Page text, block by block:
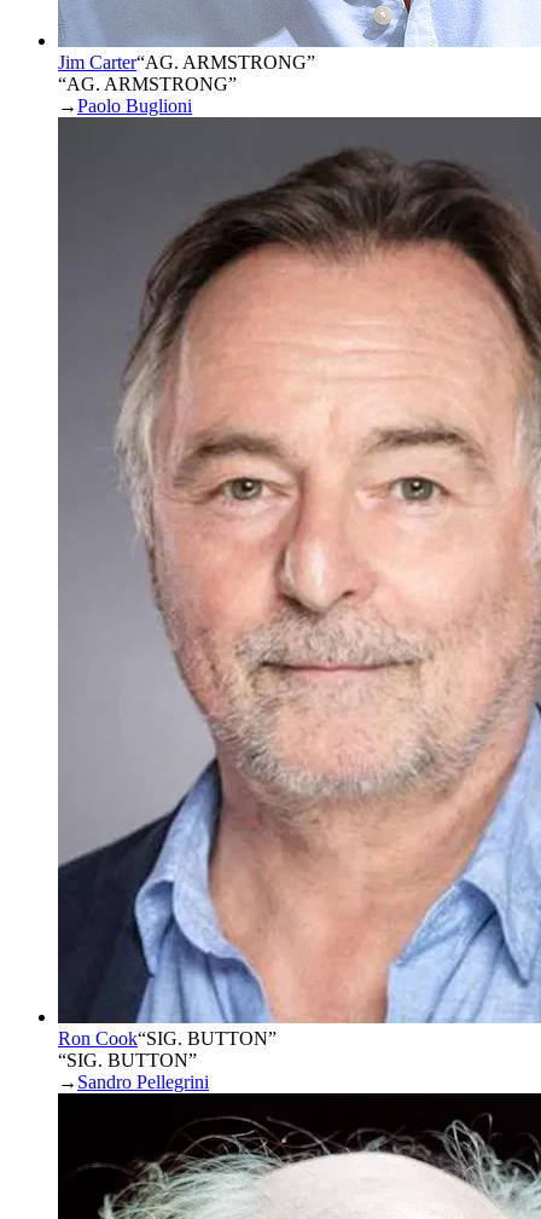
Jim Carter“AG. ARMSTRONG”
“AG. ARMSTRONG”
→Paolo Buglioni
Ron Cook“SIG. BUTTON”
“SIG. BUTTON”
→ Sandro Pellegrini